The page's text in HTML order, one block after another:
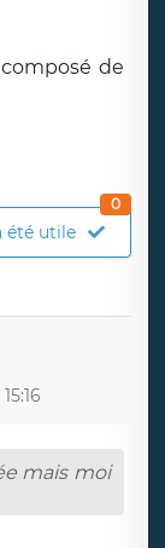
de
été utile
0
15:16
mais moi